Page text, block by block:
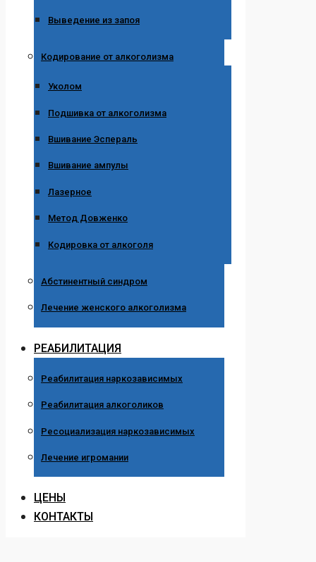
Выведение из запоя
Кодирование от алкоголизма
Уколом
Подшивка от алкоголизма
Вшивание Эспераль
Вшивание ампулы
Лазерное
Метод Довженко
Кодировка от алкоголя
Абстинентный синдром
Лечение женского алкоголизма
РЕАБИЛИТАЦИЯ
Реабилитация наркозависимых
Реабилитация алкоголиков
Ресоциализация наркозависимых
Лечение игромании
ЦЕНЫ
КОНТАКТЫ